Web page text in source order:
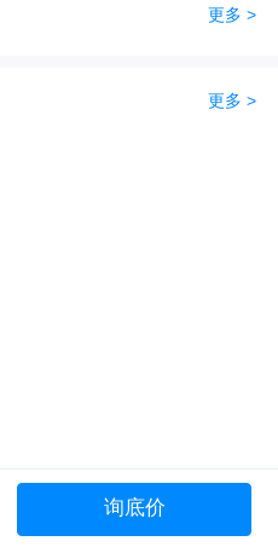
更多 >
更多 >
询底价